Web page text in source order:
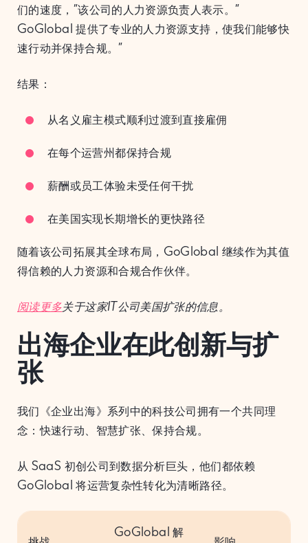
们的速度，”该公司的人力资源负责人表示。”
GoGlobal 提供了专业的人力资源支持，使我们能够快
速行动并保持合规。”
结果：
从名义雇主模式顺利过渡到直接雇佣
在每个运营州都保持合规
薪酬或员工体验未受任何干扰
在美国实现长期增长的更快路径
随着该公司拓展其全球布局，GoGlobal 继续作为其值
得信赖的人力资源和合规合作伙伴。
阅读更多关于这家IT公司美国扩张的信息。
出海企业在此创新与扩
张
我们《企业出海》系列中的科技公司拥有一个共同理
念：快速行动、智慧扩张、保持合规。
从 SaaS 初创公司到数据分析巨头，他们都依赖
GoGlobal 将运营复杂性转化为清晰路径。
GoGlobal 解